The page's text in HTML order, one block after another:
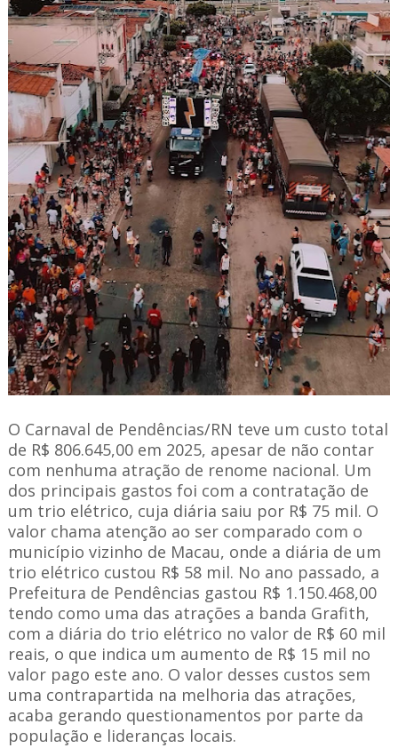
O Carnaval de Pendências/RN teve um custo total
de R$ 806.645,00 em 2025, apesar de não contar
com nenhuma atração de renome nacional. Um
dos principais gastos foi com a contratação de
um trio elétrico, cuja diária saiu por R$ 75 mil. O
valor chama atenção ao ser comparado com o
município vizinho de Macau, onde a diária de um
trio elétrico custou R$ 58 mil. No ano passado, a
Prefeitura de Pendências gastou R$ 1.150.468,00
tendo como uma das atrações a banda Grafith,
com a diária do trio elétrico no valor de R$ 60 mil
reais, o que indica um aumento de R$ 15 mil no
valor pago este ano. O valor desses custos sem
uma contrapartida na melhoria das atrações,
acaba gerando questionamentos por parte da
população e lideranças locais.